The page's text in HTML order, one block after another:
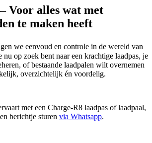
– Voor alles wat met
te maken heeft
we eenvoud en controle in de wereld van
op zoek bent naar een krachtige laadpas, je
of bestaande laadpalen wilt overnemen
overzichtelijk én voordelig.
met een Charge-R8 laadpas of laadpaal,
berichtje sturen via Whatsapp.